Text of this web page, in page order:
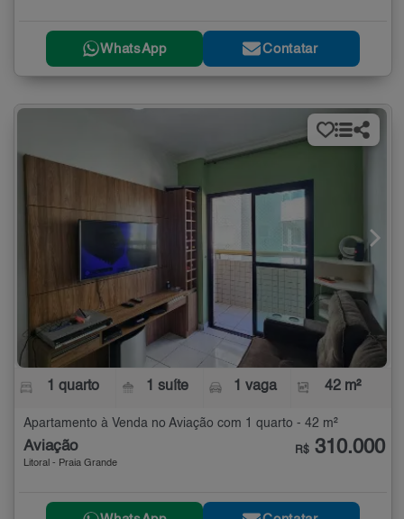
WhatsApp Contatar
1 quarto 1 suíte 1 vaga 42 m²
Apartamento à Venda no Aviação com 1 quarto - 42 m²
Aviação
Litoral - Praia Grande
R$ 310.000